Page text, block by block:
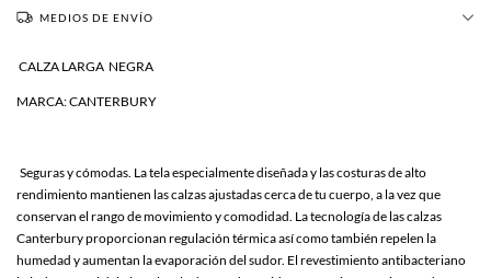
MEDIOS DE ENVÍO
CALZA LARGA NEGRA
MARCA: CANTERBURY
Seguras y cómodas. La tela especialmente diseñada y las costuras de alto
rendimiento mantienen las calzas ajustadas cerca de tu cuerpo, a la vez que
conservan el rango de movimiento y comodidad. La tecnología de las calzas
Canterbury proporcionan regulación térmica así como también repelen la
humedad y aumentan la evaporación del sudor. El revestimiento antibacteriano